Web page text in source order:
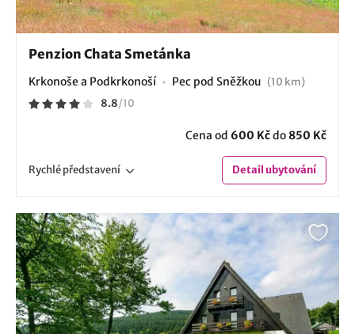
Penzion Chata Smetánka
Krkonoše a Podkrkonoší Pec pod Sněžkou (10 km)
8.8/10
Cena od 600 Kčdo 850 Kč
Rychlépředstavení Detailubytování